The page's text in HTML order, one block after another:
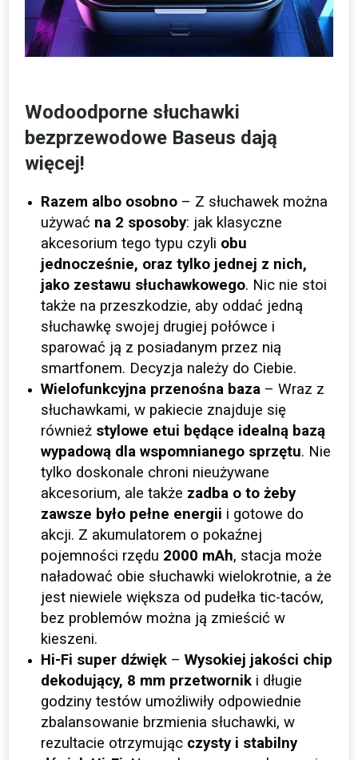
Wodoodporne słuchawki
bezprzewodowe Baseus dają
więcej!
Razem albo osobno – Z słuchawek można
używać na 2 sposoby: jak klasyczne
akcesorium tego typu czyli obu
jednocześnie, oraz tylko jednej z nich,
jako zestawu słuchawkowego. Nic nie stoi
także na przeszkodzie, aby oddać jedną
słuchawkę swojej drugiej połówce i
sparować ją z posiadanym przez nią
smartfonem. Decyzja należy do Ciebie.
Wielofunkcyjna przenośna baza – Wraz z
słuchawkami, w pakiecie znajduje się
również stylowe etui będące idealną bazą
wypadową dla wspomnianego sprzętu. Nie
tylko doskonale chroni nieużywane
akcesorium, ale także zadba o to żeby
zawsze było pełne energii i gotowe do
akcji. Z akumulatorem o pokaźnej
pojemności rzędu 2000 mAh, stacja może
naładować obie słuchawki wielokrotnie, a że
jest niewiele większa od pudełka tic-taców,
bez problemów można ją zmieścić w
kieszeni.
Hi-Fi super dźwięk –Wysokiej jakości chip
dekodujący, 8 mm przetwornik i długie
godziny testów umożliwiły odpowiednie
zbalansowanie brzmienia słuchawki, w
rezultacie otrzymując czysty i stabilny